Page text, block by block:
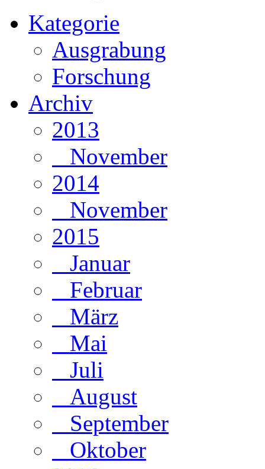
Kategorie
Ausgrabung
Forschung
Archiv
2013
November
2014
November
2015
Januar
Februar
März
Mai
Juli
August
September
Oktober